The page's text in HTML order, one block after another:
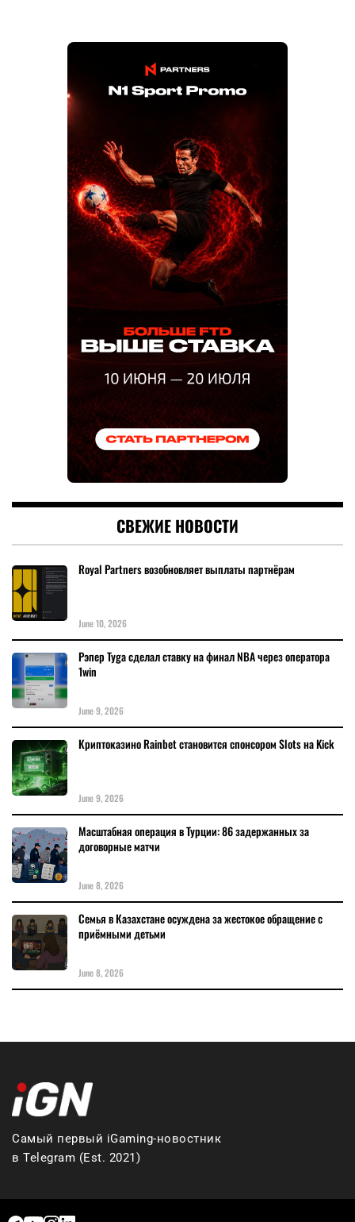
СВЕЖИЕ НОВОСТИ
Royal Partners возобновляет выплаты партнёрам
June 10, 2026
Рэпер Tyga сделал ставку на финал NBA через оператора
1win
June 9, 2026
Криптоказино Rainbet становится спонсором Slots на Kick
June 9, 2026
Масштабная операция в Турции: 86 задержанных за
договорные матчи
June 8, 2026
Семья в Казахстане осуждена за жестокое обращение с
приёмными детьми
June 8, 2026
Самый первый iGaming-новостник
в Telegram (Est. 2021)